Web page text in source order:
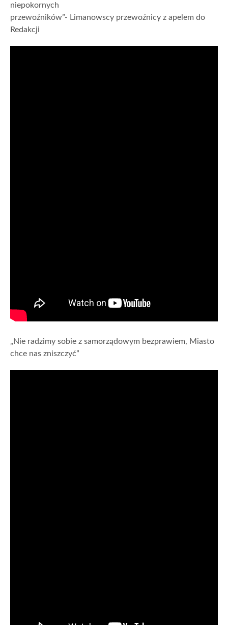
niepokornych
przewoźników”- Limanowscy przewoźnicy z apelem do
Redakcji
„Nie radzimy sobie z samorządowym bezprawiem, Miasto
chce nas zniszczyć”